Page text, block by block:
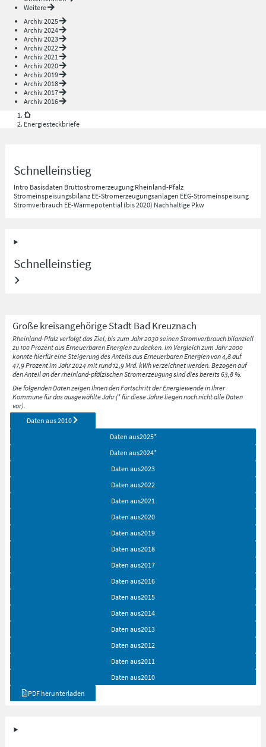
Weitere
Archiv 2025
Archiv 2024
Archiv 2023
Archiv 2022
Archiv 2021
Archiv 2020
Archiv 2019
Archiv 2018
Archiv 2017
Archiv 2016
Energiesteckbriefe
Schnelleinstieg
Intro Basisdaten Bruttostromerzeugung Rheinland-Pfalz
Stromeinspeisungsbilanz EE-Stromerzeugungsanlagen EEG-Stromeinspeisung
Stromverbrauch EE-Wärmepotential (bis 2020) Nachhaltige Pkw
Schnelleinstieg
Große kreisangehörige Stadt Bad Kreuznach
Rheinland-Pfalz verfolgt das Ziel, bis zum Jahr 2030 seinen Stromverbrauch bilanziell
zu 100 Prozent aus Erneuerbaren Energien zu decken. Im Vergleich zum Jahr 2000
konnte hierfür eine Steigerung des Anteils aus Erneuerbaren Energien von 4,8 auf
47,9 Prozent im Jahr 2024 mit rund 12,9 Mrd. kWh verzeichnet werden. Bezogen auf
den Anteil an der rheinland-pfälzischen Stromerzeugung sind dies bereits 63,8 %.
Die folgenden Daten zeigen Ihnen den Fortschritt der Energiewende in Ihrer
Kommune für das ausgewählte Jahr (* für diese Jahre liegen noch nicht alle Daten
vor).
Daten aus2010
Daten aus2025*
Daten aus2024*
Daten aus2023
Daten aus2022
Daten aus2021
Daten aus2020
Daten aus2019
Daten aus2018
Daten aus2017
Daten aus2016
Daten aus2015
Daten aus2014
Daten aus2013
Daten aus2012
Daten aus2011
Daten aus2010
PDF herunterladen